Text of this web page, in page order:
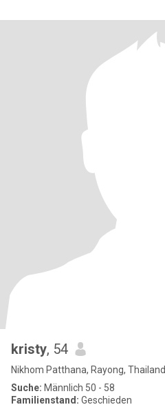
kristy, 54
Nikhom Patthana, Rayong, Thailand
Suche: Männlich 50 - 58
Familienstand: Geschieden